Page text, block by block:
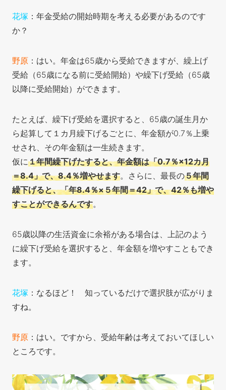
花塚 ：年金受給の開始時期を考える必要があるのです
か？
野原 ：はい。年金は65歳から受給できますが、繰上げ
受給（65歳になる前に受給開始）や繰下げ受給（65歳
以降に受給開始）ができます。
たとえば、繰下げ受給を選択すると、65歳の誕生月か
ら起算して１カ月繰下げるごとに、年金額が0.7％上乗
せされ、その年金額は一生続きます。
仮に１年間繰下げたすると、年金額は「0.7％×12カ月
＝8.4」で、8.4％増やせます。さらに、最長の５年間
繰下げると、「年8.4％×５年間＝42」で、42％も増や
すことができるんです。
65歳以降の生活資金に余裕がある場合は、上記のよう
に繰下げ受給を選択すると、年金額を増やすこともでき
ます。
花塚 ：なるほど！ 知っているだけで選択肢が広がりま
すね。
野原 ：はい。ですから、受給年齢は考えておいてほしい
ところです。